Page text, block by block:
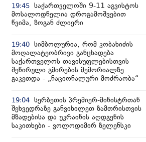
19:45 საქართველოში 9-11 აგვისტოს
მოსალოდნელია დროგამოშვებით
წვიმა, ზოგან ძლიერი
19:40 სიმბოლურია, რომ კობახიძის
მოღალატეობრივი განცხადება
საქართველოს თავისუფლებისთვის
შეწირული გმირების მემორიალზე
გაკეთდა - „ნაციონალური მოძრაობა“
19:04 სერბეთის პრემიერ-მინისტრთან
შეხვედრაზე განვიხილეთ ზამთრისთვის
მზადებისა და უკრაინის აღდგენის
საკითხები - ვოლოდიმირ ზელენსკი